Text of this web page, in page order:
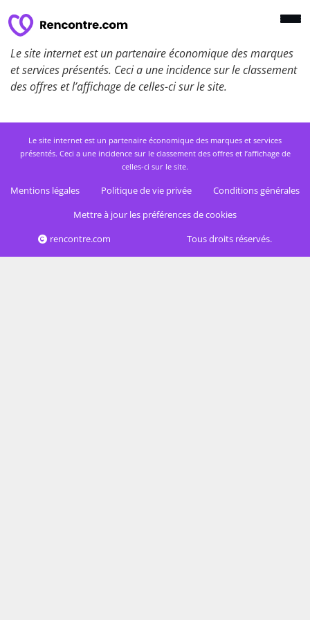
Le site internet est un partenaire économique des marques
et services présentés. Ceci a une incidence sur le classement
des offres et l’affichage de celles-ci sur le site.
Le site internet est un partenaire économique des marques et services
présentés. Ceci a une incidence sur le classement des offres et l’affichage de
celles-ci sur le site.
Mentions légales Politique de vie privée
Conditions générales
Mettre à jour les préférences de cookies
rencontre.com
Tous droits réservés.